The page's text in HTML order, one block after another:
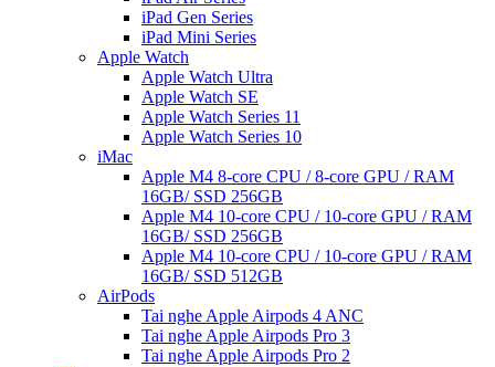
iPad Gen Series
iPad Mini Series
Apple Watch
Apple Watch Ultra
Apple Watch SE
Apple Watch Series 11
Apple Watch Series 10
iMac
Apple M4 8-core CPU / 8-core GPU / RAM
16GB/ SSD 256GB
Apple M4 10-core CPU / 10-core GPU / RAM
16GB/ SSD 256GB
Apple M4 10-core CPU / 10-core GPU / RAM
16GB/ SSD 512GB
AirPods
Tai nghe Apple Airpods 4 ANC
Tai nghe Apple Airpods Pro 3
Tai nghe Apple Airpods Pro 2